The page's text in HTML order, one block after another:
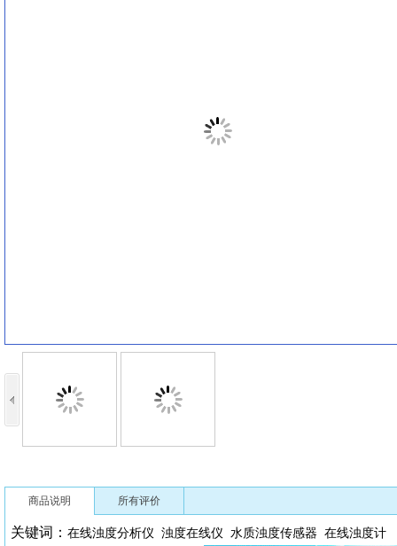
商品说明 所有评价
关键词： 在线浊度分析仪 浊度在线仪 水质浊度传感器 在线浊度计